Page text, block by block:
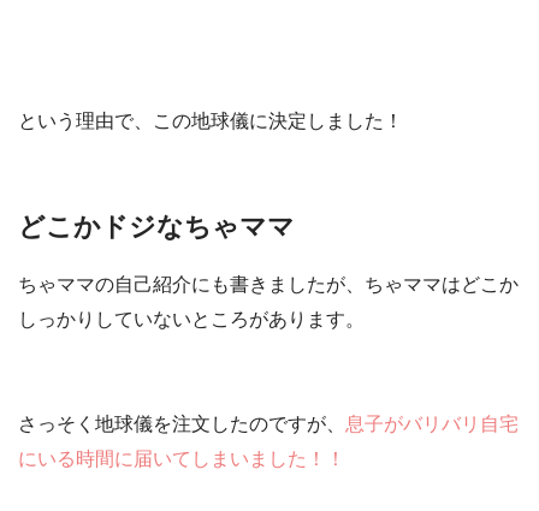
という理由で、この地球儀に決定しました！
どこかドジなちゃママ
ちゃママの自己紹介にも書きましたが、ちゃママはどこか
しっかりしていないところがあります。
さっそく地球儀を注文したのですが、 息子がバリバリ自宅
にいる時間に届いてしまいました！！